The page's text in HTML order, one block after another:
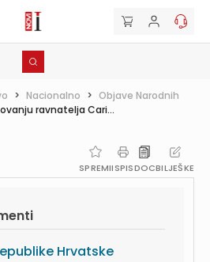
> Nacionalno > Objave Narodnih
ravnatelja Cari...
SPREMIISPISDOCBILJEŠKE
Hrvatske